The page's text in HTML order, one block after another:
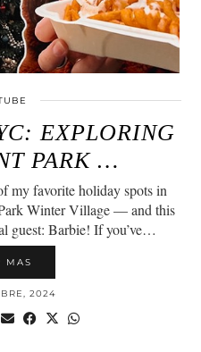
EXPLORING
PARK …
my favorite holiday spots in
Winter Village — and this
guest: Barbie! If you’ve…
MAS
2024